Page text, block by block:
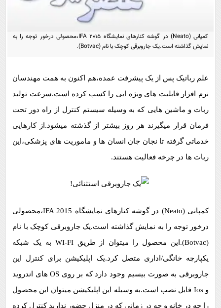
یک برش دانایی
سفر و تفریح
علم و دانش
علمی
گوناگون
مجله تصویری سلاح
ورزش
سیاست
سرگرمی
فناوری
حوادث
بین الملل
اجتماعی
حیات وحش
خواندنی ها و دیدنی ها
داستان کوتاه
پیامک
روانشناسی
آشپزی
دانلود
آموزش زبان
کمپانی (Neato) در گوشه کنارهای نمایشگاه IFA 2015،محصولی درخور توجه را به
نمایش گذاشته است.یک جاروبرقی کوچک با نام (Botvac).
علم رباتیک پس از یک پیشرفت عمده،هم اکنون به همت مهندسان
نرم افزار قابلیت های ویژه ایی را کسب کرده است.سرعت تولید
ربات و ماشین هایی که به وسیله سیستم کنترل از راه دور تحت
فرمان قرار میگیرند هر روز بیشتر از گذشته میشود.از کارهایی
خدماتی گرفته تا نجان جان انسان ها و ماموریت های پزشکی،این
ربات ها در چرخه فعالیت هستند.
کمپانی (Neato) در گوشه کنارهای نمایشگاه IFA 2015،محصولی
درخور توجه را به نمایش گذاشته است.یک جاروبرقی کوچک با نام
(Botvac).این محصول را میتوان از طریق WI-FI به یک شبکه
یکپارچه خانگی/اداری متصل کرد.یک اپلیکیشن برای کنترل این
جاروبرقی به صورت بیسیم وجود دارد که بر روی OS های اندروید
و Ios قابل نصب است.به وسیله این اپلیکیشن میتوان این محصول
را چه در خانه و چه در زمانی که در منزل حضور ندارید کنترل کرده